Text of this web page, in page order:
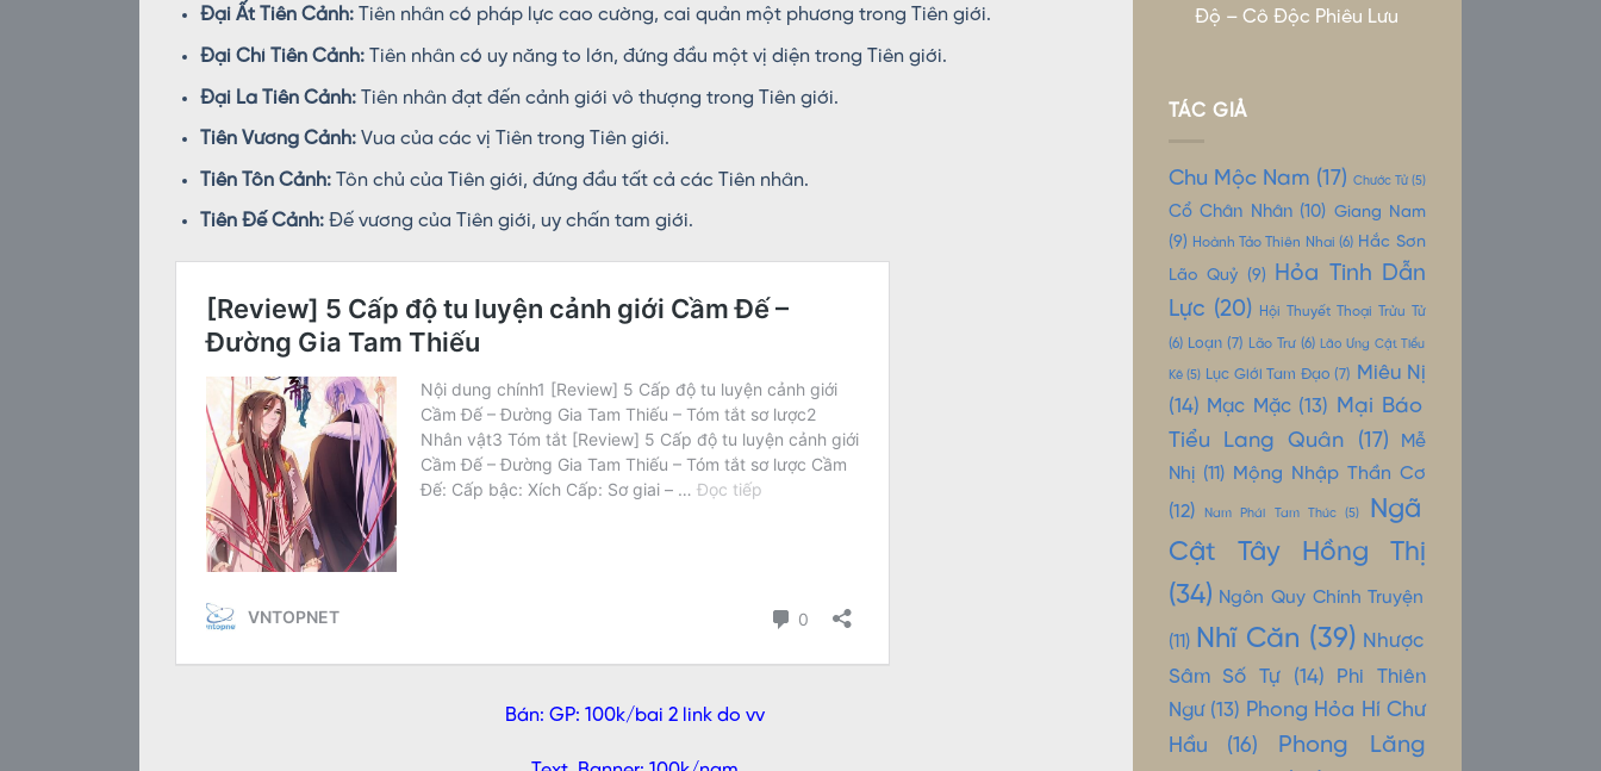
Đại Ất Tiên Cảnh:Tiên nhân có pháp lực cao cường, cai quản một phương trong Tiên giới.
Đại Chí Tiên Cảnh:Tiên nhân có uy năng to lớn, đứng đầu một vị diện trong Tiên giới.
Đại La Tiên Cảnh:Tiên nhân đạt đến cảnh giới vô thượng trong Tiên giới.
Tiên Vương Cảnh:Vua của các vị Tiên trong Tiên giới.
Tiên Tôn Cảnh:Tôn chủ của Tiên giới, đứng đầu tất cả các Tiên nhân.
Tiên Đế Cảnh:Đế vương của Tiên giới, uy chấn tam giới.
Bán: GP: 100k/bai 2 link do vv
Độ – Cô Độc Phiêu Lưu
TÁC GIẢ
Chu Mộc Nam (17) Chước Tử(5)
Cổ Chân Nhân(10) Giang Nam
(9) Hoành Tảo Thiên Nhai (6) Hắc Sơn
Lão Quỷ (9) Hỏa Tinh Dẫn
Lực (20) Hội Thuyết Thoại Trửu Tử
(6) Loạn (7) Lão Trư (6) Lão Ưng Cật Tiểu
Kê(5) Lục Giới Tam Đạo (7)
Miêu Nị
(14) Mạc Mặc(13) Mại Báo
Tiểu Lang Quân (17)
Mễ
Nhị(11) Mộng Nhập Thần Cơ
(12)
Nam Phái Tam Thúc(5)
Ngã
Cật Tây Hồng Thị
(34) Ngôn Quy Chính Truyện
(11) Nhĩ Căn (39) Nhược
Sâm Số Tự(14)
Phi Thiên
Ngư(13) Phong Hỏa Hí Chư
Hầu (16)
Phong Lăng